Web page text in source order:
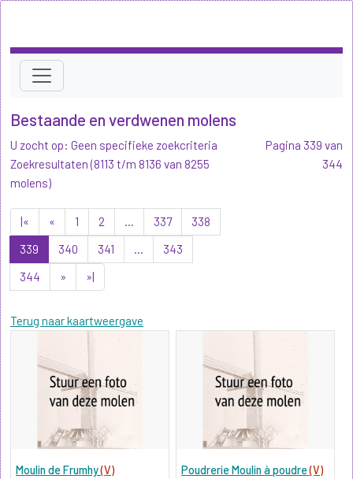
Bestaande en verdwenen molens
U zocht op: Geen specifieke zoekcriteria
Zoekresultaten (8113 t/m 8136 van 8255
molens)
|« « 1 2 ... 337
338
339
340 341 ...
343
344
» »|
Terug naar kaartweergave
Pagina 339 van
344
Moulin de Frumhy(V)
Poudrerie Moulin à poudre(V)